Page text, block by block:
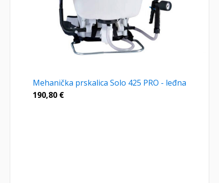
Mehanička prskalica Solo 425 PRO - leđna
190,80 €